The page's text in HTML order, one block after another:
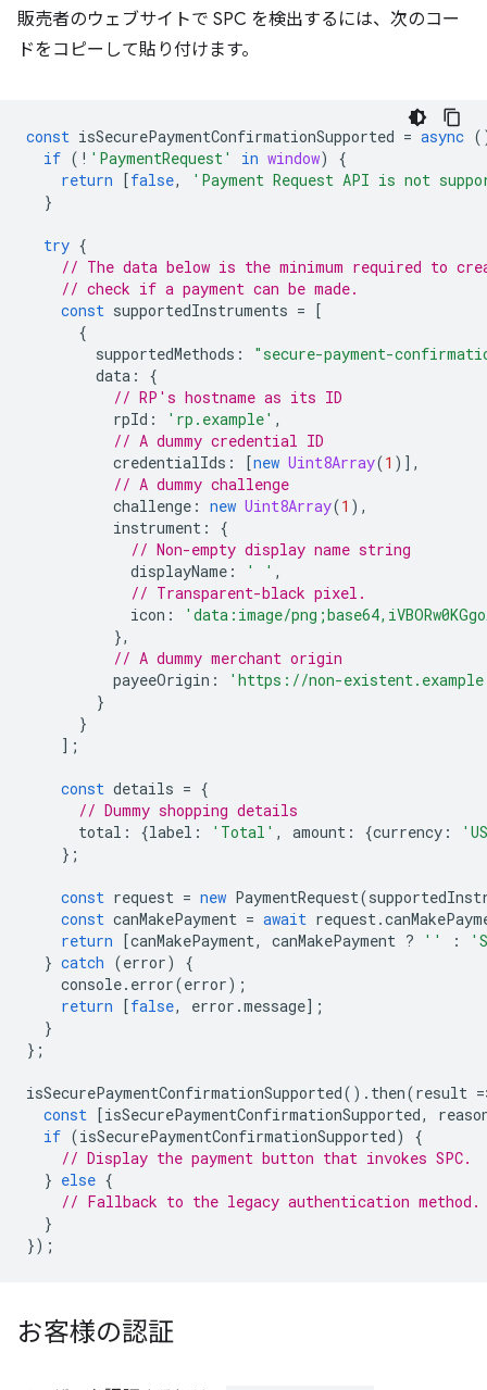
販売者のウェブサイトで SPC を検出するには、次のコー
ドをコピーして貼り付けます。
const isSecurePaymentConfirmationSupported = async
if ( ! 'PaymentRequest' in window)
{
return
[false,
'Payment Request API is not
}
try {
// The data below is the minimum required to
// check if a payment can be made.
const supportedInstruments =
[
{
supportedMethods :
"secure-payment-
data :
{
// RP's hostname as its ID
rpId : 'rp.example' ,
// A dummy credential ID
credentialIds : [new Uint8Array(1 )],
// A dummy challenge
challenge : new Uint8Array(1 ),
instrument :
{
// Non-empty display name string
displayName : ' ' ,
// Transparent-black pixel.
icon :
'data:image/
},
// A dummy merchant origin
payeeOrigin :
'https://non-
}
}
];
const details = {
// Dummy shopping details
total : {label : 'Total' , amount : {currency :
};
const request = new PaymentRequest(
const canMakePayment = await request.
return
[canMakePayment, canMakePayment ? '' :
} catch (error)
{
console. error(error);
return
[false, error .message];
}
};
isSecurePaymentConfirmationSupported(). then(result =
const
[isSecurePaymentConfirmationSupported,
if (isSecurePaymentConfirmationSupported)
{
// Display the payment button that invokes SPC.
} else {
// Fallback to the legacy authentication method.
}
});
お客様の認証